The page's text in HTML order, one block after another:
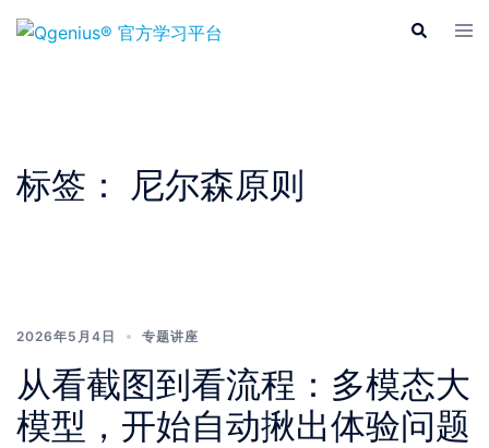
Skip
Search
标签： 尼尔森原则
2026年5月4日 专题讲座
从看截图到看流程：多模态大
模型，开始自动揪出体验问题